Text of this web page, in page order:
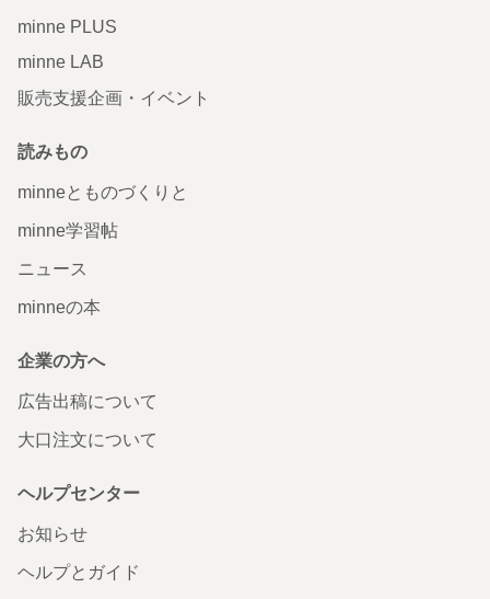
minne PLUS
minne LAB
販売支援企画・イベント
読みもの
minneとものづくりと
minne学習帖
ニュース
minneの本
企業の方へ
広告出稿について
大口注文について
ヘルプセンター
お知らせ
ヘルプとガイド